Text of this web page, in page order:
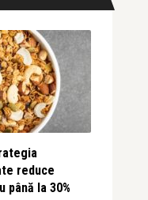
reduce
până la 30%